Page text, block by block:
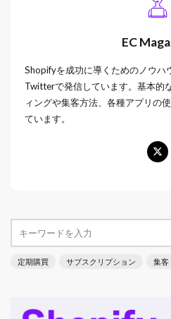
EC
Shopifyを成功に導くためのノウハ
Twitterで発信しています。基本的
ィングや集客方法、各種アプリの
ています。
定期購買 サブスクリプション 集客